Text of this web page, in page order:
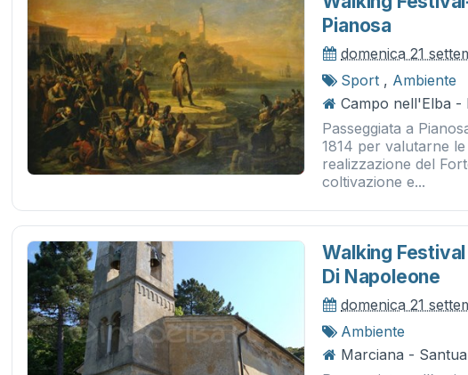
Pianosa
domenica 21
Sport , Ambiente
Campo nell'Elba -
Passeggiata a
1814 per valutarne
realizzazione del
coltivazione e...
Walking
Di Napoleone
domenica 21
Ambiente
Marciana -